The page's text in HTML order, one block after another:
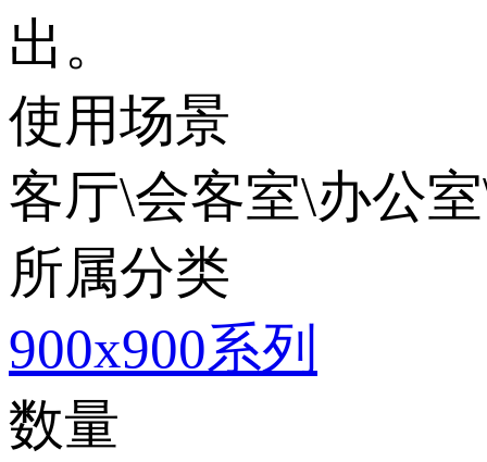
出。
使用场景
客厅\会客室\办公
所属分类
900x900系列
数量